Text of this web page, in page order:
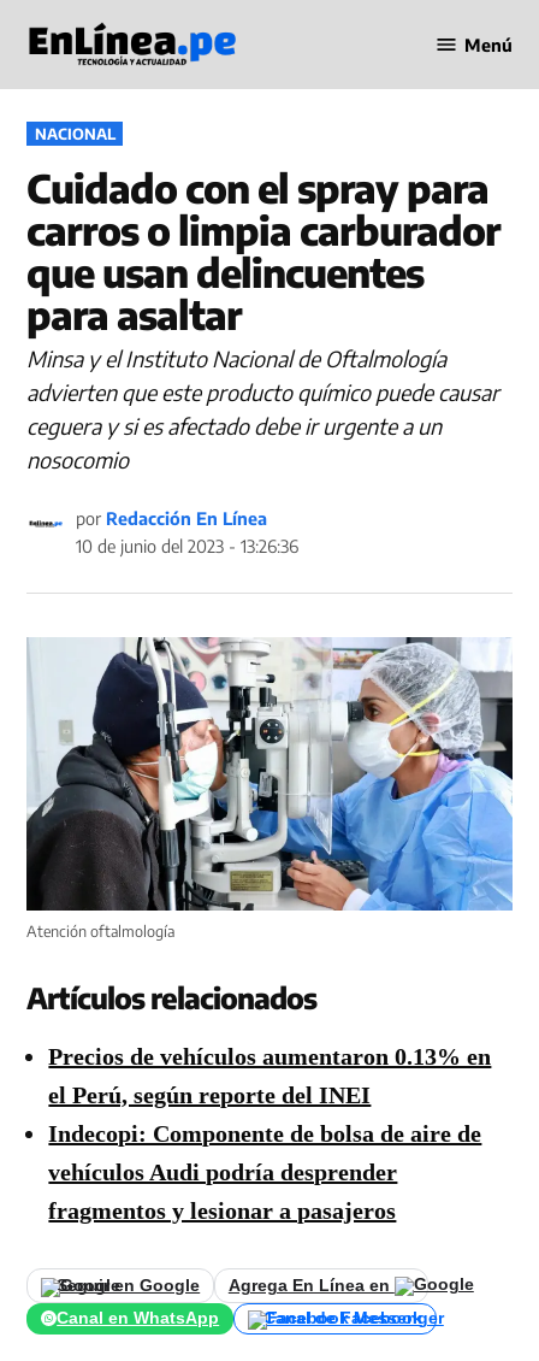
contenido
en Línea
Menú
PUBLICADO
EN
NACIONAL
Cuidado con el spray para
carros o limpia carburador
que usan delincuentes
para asaltar
Minsa y el Instituto Nacional de Oftalmología
advierten que este producto químico puede causar
ceguera y si es afectado debe ir urgente a un
nosocomio
por Redacción En Línea
10 de junio del 2023 - 13:26:36
Atención oftalmología
Artículos relacionados
Precios de vehículos aumentaron 0.13% en
el Perú, según reporte del INEI
Indecopi: Componente de bolsa de aire de
vehículos Audi podría desprender
fragmentos y lesionar a pasajeros
Seguir en Google
Agrega En Línea en
Canal en WhatsApp
Canal de Facebook